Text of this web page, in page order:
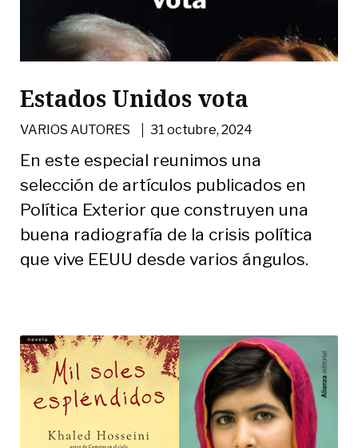
Estados Unidos vota
VARIOS AUTORES |31 octubre, 2024
En este especial reunimos una
selección de artículos publicados en
Política Exterior que construyen una
buena radiografía de la crisis política
que vive EEUU desde varios ángulos.